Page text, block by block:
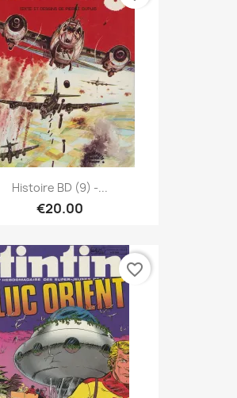
Histoire BD (9) -...
€20.00
favorite_border